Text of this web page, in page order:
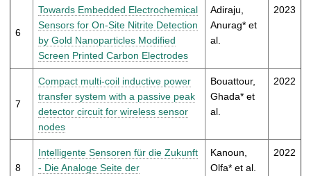
6
Towards Embedded Electrochemical
Sensors for On-Site Nitrite Detection
by Gold Nanoparticles Modified
Screen Printed Carbon Electrodes
Adiraju,
Anurag* et
al.
2023
7
Compact multi-coil inductive power
transfer system with a passive peak
detector circuit for wireless sensor
nodes
Bouattour,
Ghada* et
al.
2022
8
Intelligente Sensoren für die Zukunft
- Die Analoge Seite der
Kanoun,
Olfa* et al.
2022